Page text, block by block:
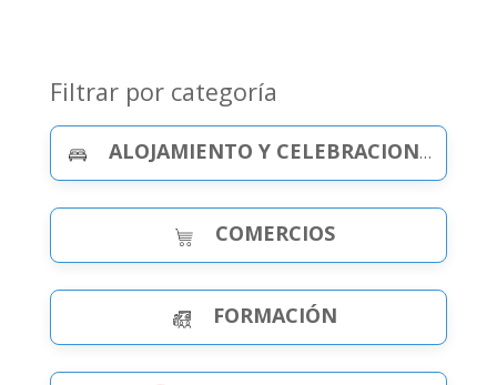
Filtrar por categoría
ALOJAMIENTO Y CELEBRACIONES
COMERCIOS
FORMACIÓN